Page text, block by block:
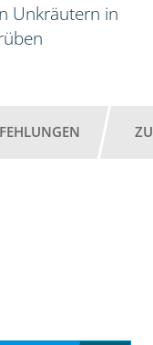
Unkräutern in